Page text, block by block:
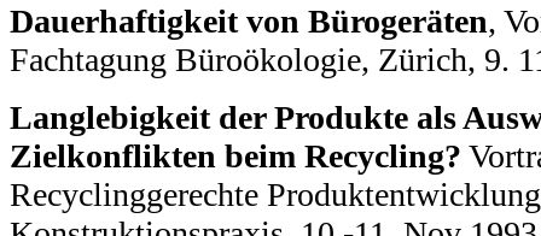
Dauerhaftigkeit von Bürogeräten,
Fachtagung Büroökologie, Zürich, 9.
Langlebigkeit der Produkte als
Zielkonflikten beim Recycling?
Recyclinggerechte